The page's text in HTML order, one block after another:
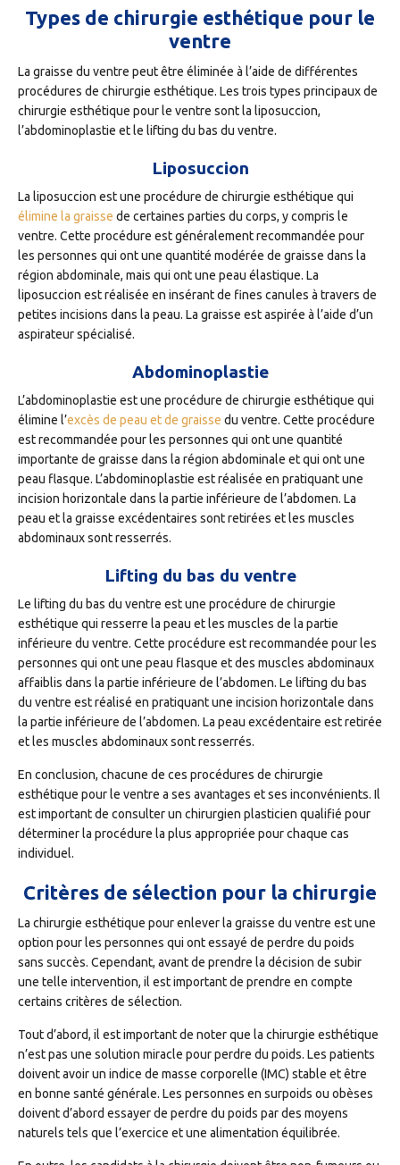
Types de chirurgie esthétique pour le
ventre
La graisse du ventre peut être éliminée à l’aide de différentes
procédures de chirurgie esthétique. Les trois types principaux de
chirurgie esthétique pour le ventre sont la liposuccion,
l’abdominoplastie et le lifting du bas du ventre.
Liposuccion
La liposuccion est une procédure de chirurgie esthétique qui
élimine la graisse de certaines parties du corps, y compris le
ventre. Cette procédure est généralement recommandée pour
les personnes qui ont une quantité modérée de graisse dans la
région abdominale, mais qui ont une peau élastique. La
liposuccion est réalisée en insérant de fines canules à travers de
petites incisions dans la peau. La graisse est aspirée à l’aide d’un
aspirateur spécialisé.
Abdominoplastie
L’abdominoplastie est une procédure de chirurgie esthétique qui
élimine l’excès de peau et de graisse du ventre. Cette procédure
est recommandée pour les personnes qui ont une quantité
importante de graisse dans la région abdominale et qui ont une
peau flasque. L’abdominoplastie est réalisée en pratiquant une
incision horizontale dans la partie inférieure de l’abdomen. La
peau et la graisse excédentaires sont retirées et les muscles
abdominaux sont resserrés.
Lifting du bas du ventre
Le lifting du bas du ventre est une procédure de chirurgie
esthétique qui resserre la peau et les muscles de la partie
inférieure du ventre. Cette procédure est recommandée pour les
personnes qui ont une peau flasque et des muscles abdominaux
affaiblis dans la partie inférieure de l’abdomen. Le lifting du bas
du ventre est réalisé en pratiquant une incision horizontale dans
la partie inférieure de l’abdomen. La peau excédentaire est retirée
et les muscles abdominaux sont resserrés.
En conclusion, chacune de ces procédures de chirurgie
esthétique pour le ventre a ses avantages et ses inconvénients. Il
est important de consulter un chirurgien plasticien qualifié pour
déterminer la procédure la plus appropriée pour chaque cas
individuel.
Critères de sélection pour la chirurgie
La chirurgie esthétique pour enlever la graisse du ventre est une
option pour les personnes qui ont essayé de perdre du poids
sans succès. Cependant, avant de prendre la décision de subir
une telle intervention, il est important de prendre en compte
certains critères de sélection.
Tout d’abord, il est important de noter que la chirurgie esthétique
n’est pas une solution miracle pour perdre du poids. Les patients
doivent avoir un indice de masse corporelle (IMC) stable et être
en bonne santé générale. Les personnes en surpoids ou obèses
doivent d’abord essayer de perdre du poids par des moyens
naturels tels que l’exercice et une alimentation équilibrée.